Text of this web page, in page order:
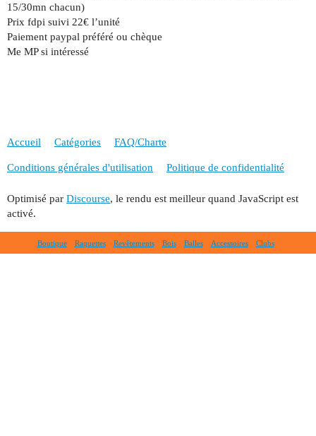
15/30mn chacun)
Prix fdpi suivi 22€ l’unité
Paiement paypal préféré ou chèque
Me MP si intéressé
Accueil Catégories FAQ/Charte
Conditions générales d'utilisation Politique de confidentialité
Optimisé par Discourse, le rendu est meilleur quand JavaScript est
activé.
Boutique Raquettes Revêtements Bois Balles Accessoires Clubs